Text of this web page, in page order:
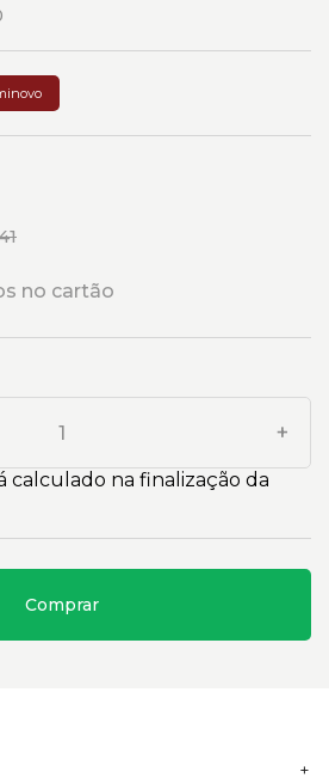
no cartão
+
calculado na finalização da
Comprar